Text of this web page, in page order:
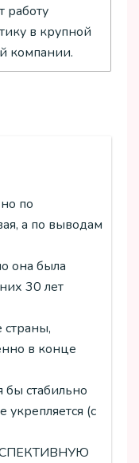
работу
в крупной
компании.
по
а по выводам
она была
30 лет
страны,
в конце
стабильно
укрепляется (с